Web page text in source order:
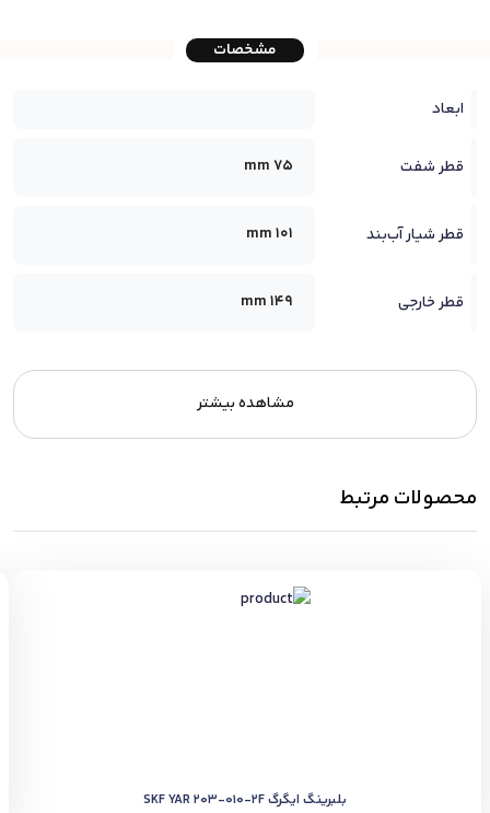
مشخصات
ابعاد
قطر شفت 75 mm
قطر شیار آب‌بند 101 mm
قطر خارجی 149 mm
مشاهده بیشتر
محصولات مرتبط
بلبرینگ ایگرگ SKF YAR 203-010-2F